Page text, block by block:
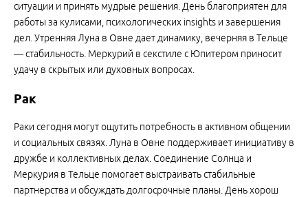
ситуации и принять мудрые решения. День благоприятен для
работы за кулисами, психологических insights и завершения
дел. Утренняя Луна в Овне дает динамику, вечерняя в Тельце
— стабильность. Меркурий в секстиле с Юпитером приносит
удачу в скрытых или духовных вопросах.
Рак
Раки сегодня могут ощутить потребность в активном общении
и социальных связях. Луна в Овне поддерживает инициативу в
дружбе и коллективных делах. Соединение Солнца и
Меркурия в Тельце помогает выстраивать стабильные
партнерства и обсуждать долгосрочные планы. День хорош